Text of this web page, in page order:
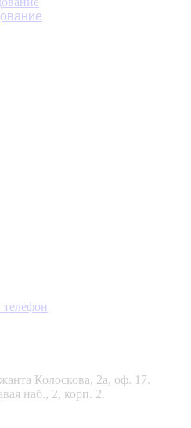
Колоскова, 2а, оф. 17.
наб., 2, корп. 2.